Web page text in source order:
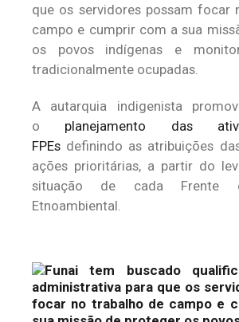
que os servidores possam focar
campo e cumprir com a sua
os povos indígenas e
tradicionalmente ocupadas.
A autarquia indigenista
o planejamento das
FPEs definindo as atribuições
ações prioritárias, a partir do
situação de cada Frente
Etnoambiental.